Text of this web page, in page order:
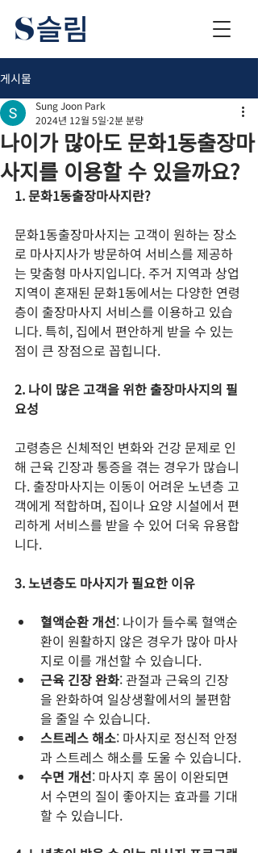
게시물
나이가 많아도 문화1동출장마
사지를 이용할 수 있을까요?
Sung Joon Park
2024년 12월 5일 2분 분량
1. 문화1동출장마사지란?
문화1동출장마사지는 고객이 원하는 장소
로 마사지사가 방문하여 서비스를 제공하
는 맞춤형 마사지입니다. 주거 지역과 상업
지역이 혼재된 문화1동에서는 다양한 연령
층이 출장마사지 서비스를 이용하고 있습
니다. 특히, 집에서 편안하게 받을 수 있는
점이 큰 장점으로 꼽힙니다.
2. 나이 많은 고객을 위한 출장마사지의 필
요성
고령층은 신체적인 변화와 건강 문제로 인
해 근육 긴장과 통증을 겪는 경우가 많습니
다. 출장마사지는 이동이 어려운 노년층 고
객에게 적합하며, 집이나 요양 시설에서 편
리하게 서비스를 받을 수 있어 더욱 유용합
니다.
3. 노년층도 마사지가 필요한 이유
혈액순환 개선: 나이가 들수록 혈액순
환이 원활하지 않은 경우가 많아 마사
지로 이를 개선할 수 있습니다.
근육 긴장 완화: 관절과 근육의 긴장
을 완화하여 일상생활에서의 불편함
을 줄일 수 있습니다.
스트레스 해소: 마사지로 정신적 안정
과 스트레스 해소를 도울 수 있습니다.
수면 개선: 마사지 후 몸이 이완되면
서 수면의 질이 좋아지는 효과를 기대
할 수 있습니다.